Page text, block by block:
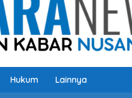
Hukum Lainnya